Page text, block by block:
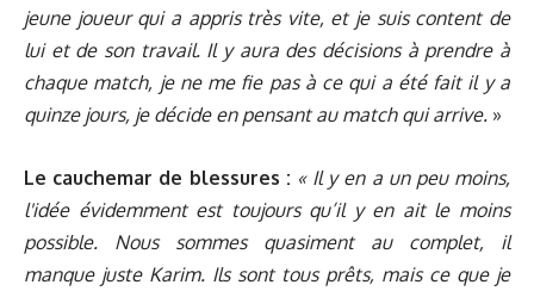
jeune joueur qui a appris très vite, et je suis content de
lui et de son travail. Il y aura des décisions à prendre à
chaque match, je ne me fie pas à ce qui a été fait il y a
quinze jours, je décide en pensant au match qui arrive. »
Le cauchemar de blessures : « Il y en a un peu moins,
l'idée évidemment est toujours qu’il y en ait le moins
possible. Nous sommes quasiment au complet, il
manque juste Karim. Ils sont tous prêts, mais ce que je